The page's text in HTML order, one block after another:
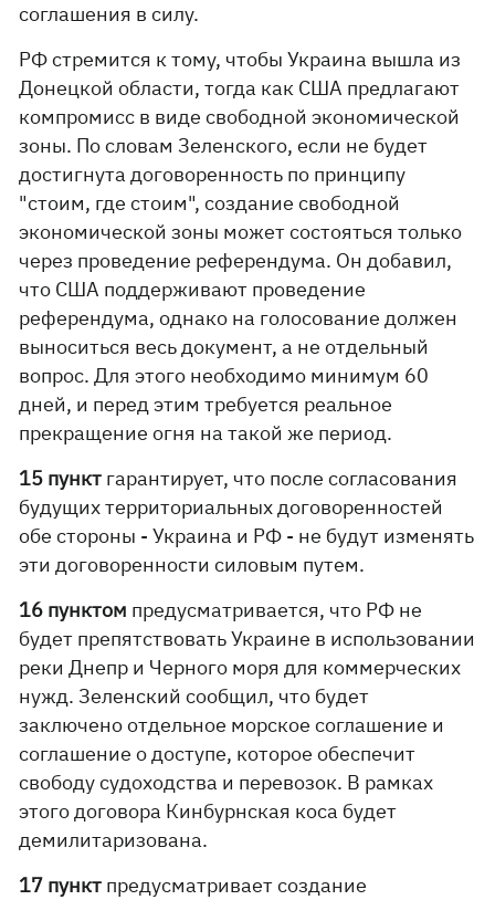
соглашения в силу.
РФ стремится к тому, чтобы Украина вышла из
Донецкой области, тогда как США предлагают
компромисс в виде свободной экономической
зоны. По словам Зеленского, если не будет
достигнута договоренность по принципу
"стоим, где стоим", создание свободной
экономической зоны может состояться только
через проведение референдума. Он добавил,
что США поддерживают проведение
референдума, однако на голосование должен
выноситься весь документ, а не отдельный
вопрос. Для этого необходимо минимум 60
дней, и перед этим требуется реальное
прекращение огня на такой же период.
15 пункт гарантирует, что после согласования
будущих территориальных договоренностей
обе стороны - Украина и РФ - не будут изменять
эти договоренности силовым путем.
16 пунктом предусматривается, что РФ не
будет препятствовать Украине в использовании
реки Днепр и Черного моря для коммерческих
нужд. Зеленский сообщил, что будет
заключено отдельное морское соглашение и
соглашение о доступе, которое обеспечит
свободу судоходства и перевозок. В рамках
этого договора Кинбурнская коса будет
демилитаризована.
17 пункт предусматривает создание